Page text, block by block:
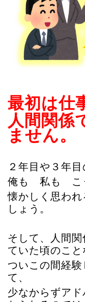
最初は仕
人間関係
ません。
２年目や３年
俺も 私も こ
懐かしく思わ
しょう。
そして、人間
ていた頃のこと
ついこの間経
て、
少なからずア